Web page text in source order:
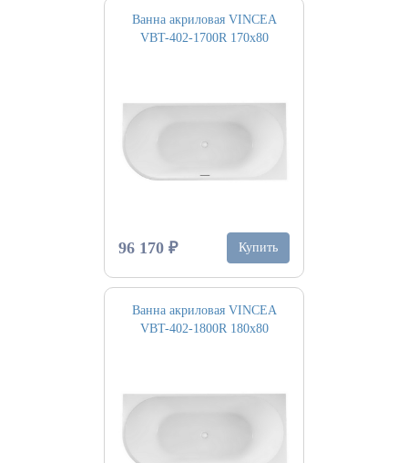
Ванна акриловая VINCEA
VBT-402-1700R 170х80
96 170 ₽ Купить
Ванна акриловая VINCEA
VBT-402-1800R 180х80